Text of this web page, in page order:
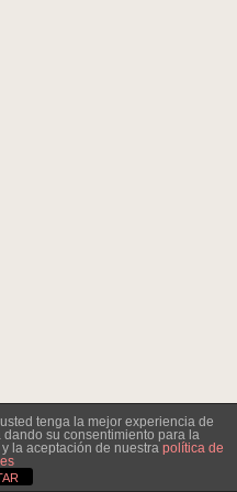
tenga la mejor experiencia de
su consentimiento para la
la aceptación de nuestra política de